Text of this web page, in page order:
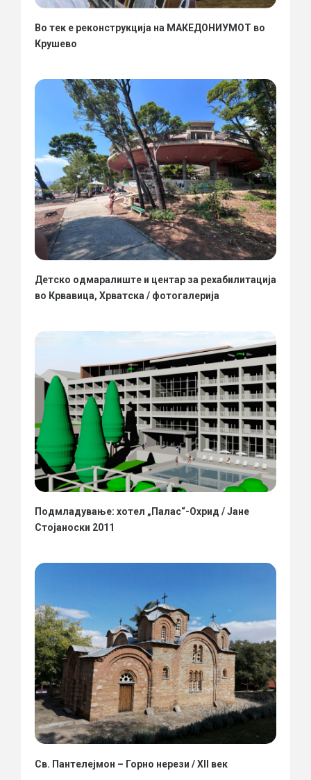
Во тек е реконструкција на МАКЕДОНИУМОТ во
Крушево
Детско одмаралиште и центар за рехабилитација
во Крвавица, Хрватска / фотогалерија
Подмладување: хотел „Палас“-Охрид / Јане
Стојаноски 2011
Св. Пантелејмон – Горно нерези / XII век